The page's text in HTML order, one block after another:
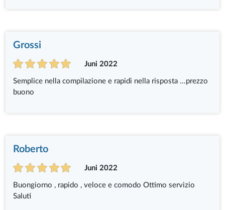
Grossi
Juni 2022
Semplice nella compilazione e rapidi nella risposta ...prezzo
buono
Roberto
Juni 2022
Buongiorno , rapido , veloce e comodo Ottimo servizio
Saluti